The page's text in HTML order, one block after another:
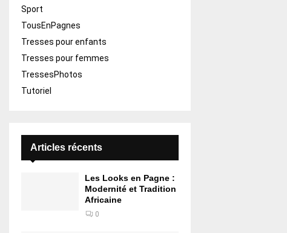
Sport
TousEnPagnes
Tresses pour enfants
Tresses pour femmes
TressesPhotos
Tutoriel
Articles récents
Les Looks en Pagne :
Modernité et Tradition
Africaine
0